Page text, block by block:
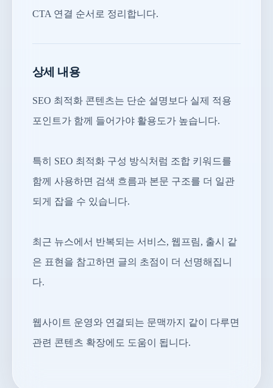
CTA 연결 순서로 정리합니다.
상세 내용
SEO 최적화 콘텐츠는 단순 설명보다 실제 적용
포인트가 함께 들어가야 활용도가 높습니다.
특히 SEO 최적화 구성 방식처럼 조합 키워드를
함께 사용하면 검색 흐름과 본문 구조를 더 일관
되게 잡을 수 있습니다.
최근 뉴스에서 반복되는 서비스, 웹프림, 출시 같
은 표현을 참고하면 글의 초점이 더 선명해집니
다.
웹사이트 운영와 연결되는 문맥까지 같이 다루면
관련 콘텐츠 확장에도 도움이 됩니다.